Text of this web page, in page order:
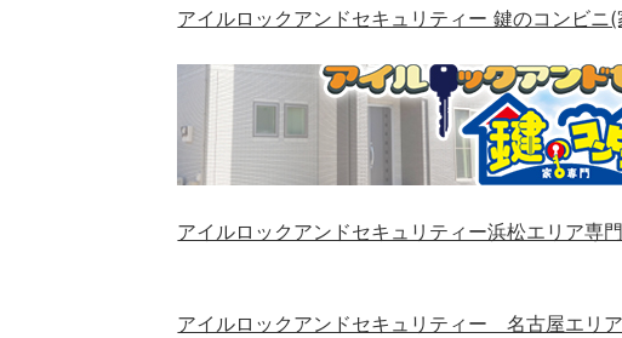
アイルロックアンドセキュリティー 鍵のコンビニ
アイルロックアンドセキュリティー浜松エリア専
アイルロックアンドセキュリティー 名古屋エリ